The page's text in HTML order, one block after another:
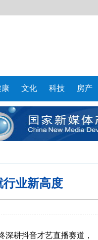
文化 科技 房产
业新高度
深耕抖音才艺直播赛道，